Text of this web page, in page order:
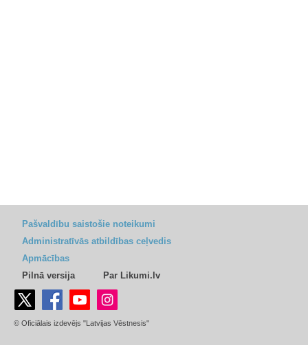
Pašvaldību saistošie noteikumi
Administratīvās atbildības ceļvedis
Apmācības
Pilnā versija
Par Likumi.lv
© Oficiālais izdevējs "Latvijas Vēstnesis"